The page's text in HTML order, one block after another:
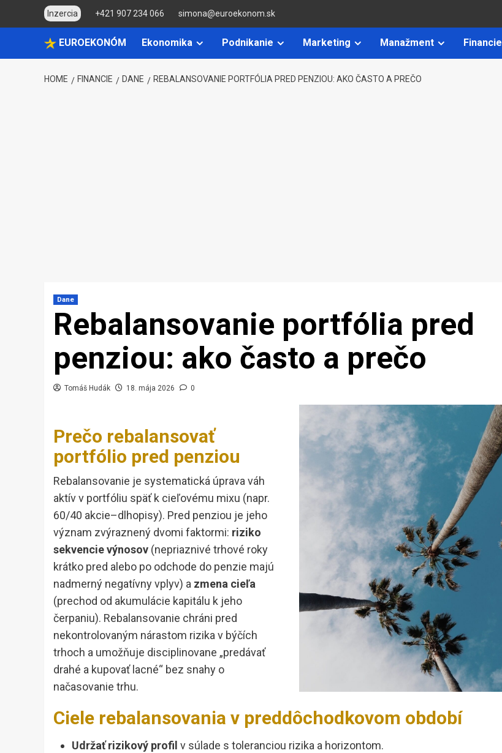
Inzercia +421 907 234 066 simona@euroekonom.sk
EUROEKONÓM Ekonomika Podnikanie Marketing Manažment Financie
HOME FINANCIE DANE REBALANSOVANIE PORTFÓLIA PRED PENZIOU: AKO ČASTO A PREČO
Dane
Rebalansovanie portfólia pred
penziou: ako často a prečo
Tomáš Hudák 18. mája 2026 0
Prečo rebalansovať
portfólio pred penziou
Rebalansovanie je systematická úprava váh
aktív v portfóliu späť k cieľovému mixu (napr.
60/40 akcie–dlhopisy). Pred penziou je jeho
význam zvýraznený dvomi faktormi: riziko
sekvencie výnosov (nepriaznivé trhové roky
krátko pred alebo po odchode do penzie majú
nadmerný negatívny vplyv) a zmena cieľa
(prechod od akumulácie kapitálu k jeho
čerpaniu). Rebalansovanie chráni pred
nekontrolovaným nárastom rizika v býčích
trhoch a umožňuje disciplinovane „predávať
drahé a kupovať lacné“ bez snahy o
načasovanie trhu.
Ciele rebalansovania v preddôchodkovom období
Udržať rizikový profil v súlade s toleranciou rizika a horizontom.